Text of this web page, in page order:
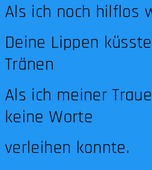
Als ich noch hilflos
Deine Lippen
Tränen
Als ich meiner
keine Worte
verleihen konnte.